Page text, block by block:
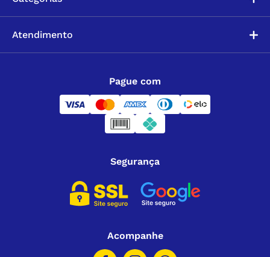
Atendimento
Pague com
Segurança
Acompanhe